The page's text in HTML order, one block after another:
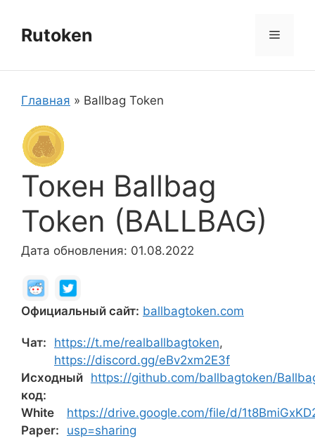
содержимому
Rutoken Меню
Главная » Ballbag Token
Токен Ballbag
Token (BALLBAG)
Дата обновления: 01.08.2022
Официальный сайт: ballbagtoken.com
Чат: https://t.me/realballbagtoken,
https://discord.gg/eBv2xm2E3f
Исходный
код:
https://github.com/ballbagtoken/
White
Paper:
https://drive.google.com/file/d/
usp=sharing